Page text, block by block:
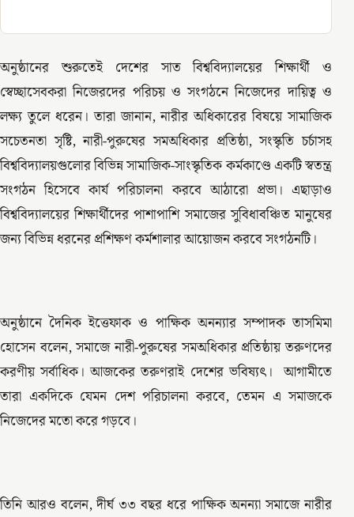
অনুষ্ঠানের শুরুতেই দেশের সাত বিশ্ববিদ্যালয়ের শিক্ষার্থী ও
স্বেচ্ছাসেবকরা নিজেরদের পরিচয় ও সংগঠনে নিজেদের দায়িত্ব ও
লক্ষ্য তুলে ধরেন। তারা জানান, নারীর অধিকারের বিষয়ে সামাজিক
সচেতনতা সৃষ্টি, নারী-পুরুষের সমঅধিকার প্রতিষ্ঠা, সংস্কৃতি চর্চাসহ
বিশ্ববিদ্যালয়গুলোর বিভিন্ন সামাজিক-সাংস্কৃতিক কর্মকাণ্ডে একটি স্বতন্ত্র
সংগঠন হিসেবে কার্য পরিচালনা করবে আঠারো প্রভা। এছাড়াও
বিশ্ববিদ্যালয়ের শিক্ষার্থীদের পাশাপাশি সমাজের সুবিধাবঞ্চিত মানুষের
জন্য বিভিন্ন ধরনের প্রশিক্ষণ কর্মশালার আয়োজন করবে সংগঠনটি।
অনুষ্ঠানে দৈনিক ইত্তেফাক ও পাক্ষিক অনন্যার সম্পাদক তাসমিমা
হোসেন বলেন, সমাজে নারী-পুরুষের সমঅধিকার প্রতিষ্ঠায় তরুণদের
করণীয় সর্বাধিক। আজকের তরুণরাই দেশের ভবিষ্যৎ। আগামীতে
তারা একদিকে যেমন দেশ পরিচালনা করবে, তেমন এ সমাজকে
নিজেদের মতো করে গড়বে।
তিনি আরও বলেন, দীর্ঘ ৩৩ বছর ধরে পাক্ষিক অনন্যা সমাজে নারীর